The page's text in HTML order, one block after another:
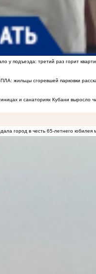
у подъезда: третий раз горит
жильцы сгоревшей парковки
и санаториях Кубани выросло
город в честь 65-летнего юбилея